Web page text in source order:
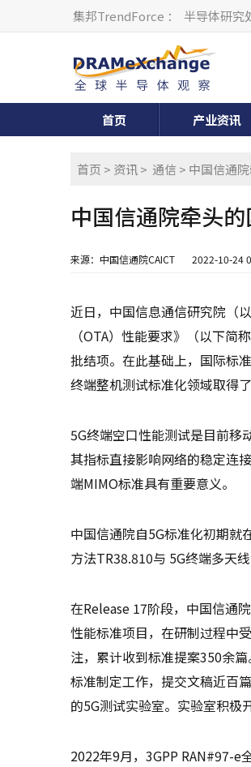
集邦TrendForce ： 半导体研究
首页 产业资讯
首页 > 资讯> 通信 > 中国信通
中国信通院牵头
来源：中国信通院CAICT 2022-10-24
近日，中国信息通信研究院（
（OTA）性能要求》（以下
批结项。在此基础上，国际标
终端整机测试标准化领域取得
5G终端空口性能测试是目前移
其指标直接影响网络的稳定连
端MIMO标准具有重要意义。
中国信通院自5G标准化初期就
方法TR38.810与 5G终端多天
在Release 17阶段，中国信通
性能标准项目，在研制过程中
注，累计收到标准提案350余
标准制定工作，提交文稿近百
的5G测试实验室。实验室积极
2022年9月，3GPP RAN#97-e